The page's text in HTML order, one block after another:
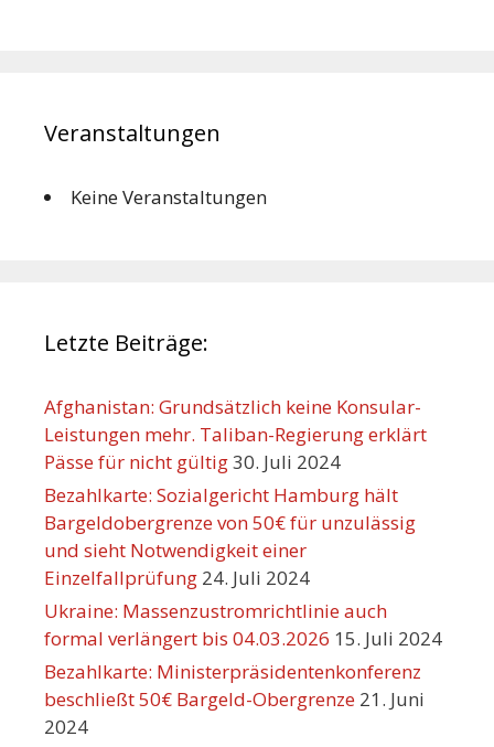
Veranstaltungen
Keine Veranstaltungen
Letzte Beiträge:
Afghanistan: Grundsätzlich keine Konsular-
Leistungen mehr. Taliban-Regierung erklärt
Pässe für nicht gültig30. Juli 2024
Bezahlkarte: Sozialgericht Hamburg hält
Bargeldobergrenze von 50€ für unzulässig
und sieht Notwendigkeit einer
Einzelfallprüfung 24. Juli 2024
Ukraine: Massenzustromrichtlinie auch
formal verlängert bis 04.03.2026 15. Juli 2024
Bezahlkarte: Ministerpräsidentenkonferenz
beschließt 50€ Bargeld-Obergrenze 21. Juni
2024